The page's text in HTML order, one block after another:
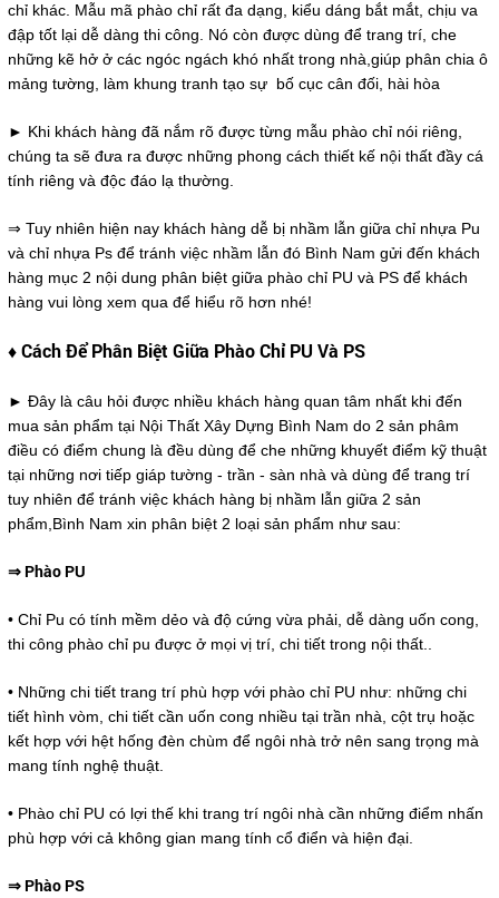
chỉ khác. Mẫu mã phào chỉ rất đa dạng, kiểu dáng bắt mắt, chịu va
đập tốt lại dễ dàng thi công. Nó còn được dùng để trang trí, che
những kẽ hở ở các ngóc ngách khó nhất trong nhà,giúp phân chia ô
mảng tường, làm khung tranh tạo sự bố cục cân đối, hài hòa
► Khi khách hàng đã nắm rõ được từng mẫu phào chỉ nói riêng,
chúng ta sẽ đưa ra được những phong cách thiết kế nội thất đầy cá
tính riêng và độc đáo lạ thường.
⇒ Tuy nhiên hiện nay khách hàng dễ bị nhầm lẫn giữa chỉ nhựa Pu
và chỉ nhựa Ps để tránh việc nhầm lẫn đó Bình Nam gửi đến khách
hàng mục 2 nội dung phân biệt giữa phào chỉ PU và PS để khách
hàng vui lòng xem qua để hiểu rõ hơn nhé!
♦Cách Để Phân Biệt Giữa Phào Chỉ PU Và PS
► Đây là câu hỏi được nhiều khách hàng quan tâm nhất khi đến
mua sản phẩm tại Nội Thất Xây Dựng Bình Nam do 2 sản phâm
điều có điểm chung là đều dùng để che những khuyết điểm kỹ thuật
tại những nơi tiếp giáp tường - trần - sàn nhà và dùng để trang trí
tuy nhiên để tránh việc khách hàng bị nhầm lẫn giữa 2 sản
phẩm,Bình Nam xin phân biệt 2 loại sản phẩm như sau:
⇒ Phào PU
• Chỉ Pu có tính mềm dẻo và độ cứng vừa phải, dễ dàng uốn cong,
thi công phào chỉ pu được ở mọi vị trí, chi tiết trong nội thất..
• Những chi tiết trang trí phù hợp với phào chỉ PU như: những chi
tiết hình vòm, chi tiết cần uốn cong nhiều tại trần nhà, cột trụ hoặc
kết hợp với hệt hống đèn chùm để ngôi nhà trở nên sang trọng mà
mang tính nghệ thuật.
• Phào chỉ PU có lợi thế khi trang trí ngôi nhà cần những điểm nhấn
phù hợp với cả không gian mang tính cổ điển và hiện đại.
⇒ Phào PS